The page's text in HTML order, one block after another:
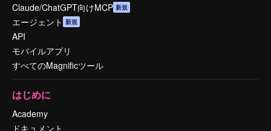
Claude/ChatGPT向けMCP 新規
エージェント 新規
API
モバイルアプリ
すべてのMagnificツール
はじめに
Academy
ドキュメント